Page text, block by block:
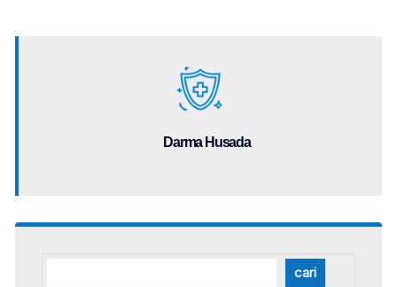
Darma Husada
cari